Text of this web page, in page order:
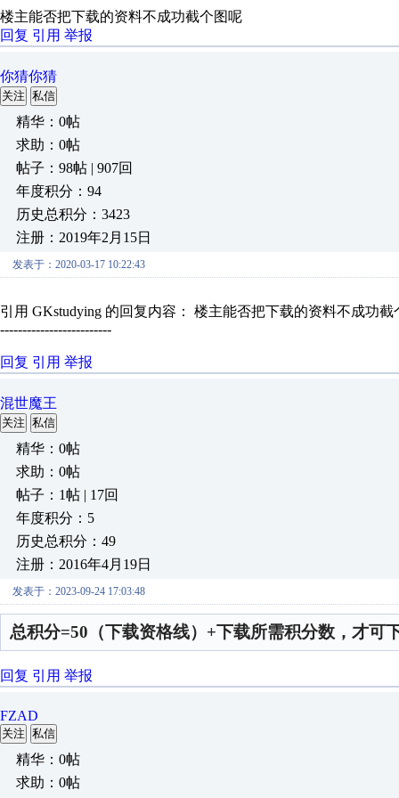
楼主能否把下载的资料不成功截个图呢
回复 引用 举报
你猜你猜
关注 私信
精华：0帖
求助：0帖
帖子：98帖 | 907回
年度积分：94
历史总积分：3423
注册：2019年2月15日
发表于：2020-03-17 10:22:43
引用 GKstudying 的回复内容： 楼主能否把下载的资料不成功截
-------------------------
回复 引用 举报
混世魔王
关注 私信
精华：0帖
求助：0帖
帖子：1帖 | 17回
年度积分：5
历史总积分：49
注册：2016年4月19日
发表于：2023-09-24 17:03:48
总积分=50（下载资格线）+下载所需积分数，才可
回复 引用 举报
FZAD
关注 私信
精华：0帖
求助：0帖